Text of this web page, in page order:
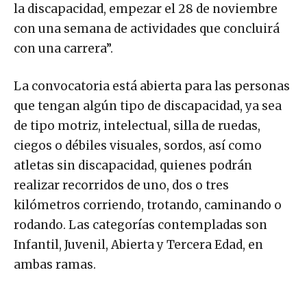
la discapacidad, empezar el 28 de noviembre
con una semana de actividades que concluirá
con una carrera”.
La convocatoria está abierta para las personas
que tengan algún tipo de discapacidad, ya sea
de tipo motriz, intelectual, silla de ruedas,
ciegos o débiles visuales, sordos, así como
atletas sin discapacidad, quienes podrán
realizar recorridos de uno, dos o tres
kilómetros corriendo, trotando, caminando o
rodando. Las categorías contempladas son
Infantil, Juvenil, Abierta y Tercera Edad, en
ambas ramas.